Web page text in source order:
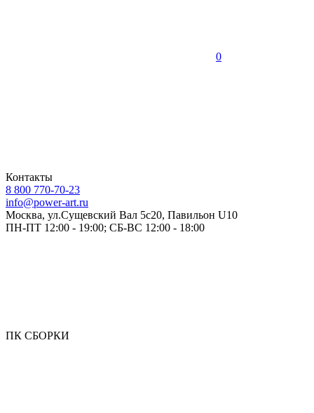
0
Контакты
8 800 770-70-23
info@power-art.ru
Москва, ул.Сущевский Вал 5с20, Павильон U10
ПН-ПТ 12:00 - 19:00; СБ-ВС 12:00 - 18:00
ПК СБОРКИ